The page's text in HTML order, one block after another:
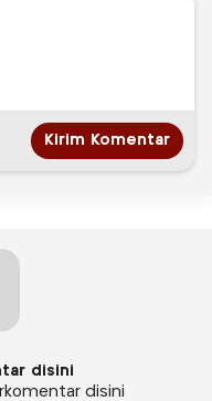
disini
disini